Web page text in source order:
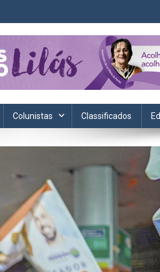
economia, esportes e cotidiano.
Colunistas Classificados